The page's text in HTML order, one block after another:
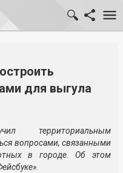
для выгула
территориальным
вопросами, связанными
в городе. Об этом